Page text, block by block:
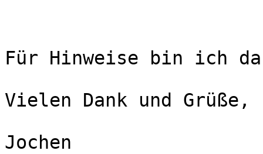
Für Hinweise bin ich
Vielen Dank und Grüße,
Jochen